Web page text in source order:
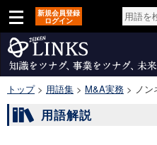
新規会員登録
ログイン
トップ> 用語集 > M&A実務 > ノ
用語解説